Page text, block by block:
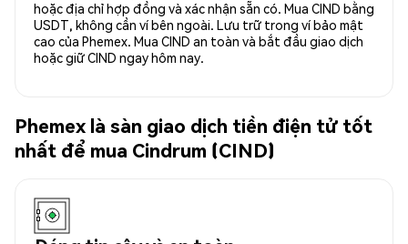
hoặc địa chỉ hợp đồng và xác nhận sẵn có. Mua CIND bằng
USDT, không cần ví bên ngoài. Lưu trữ trong ví bảo mật
cao của Phemex. Mua CIND an toàn và bắt đầu giao dịch
hoặc giữ CIND ngay hôm nay.
Phemex là sàn giao dịch tiền điện tử tốt
nhất để mua Cindrum (CIND)